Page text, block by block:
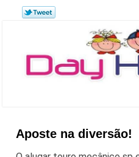
Aposte na diversão!